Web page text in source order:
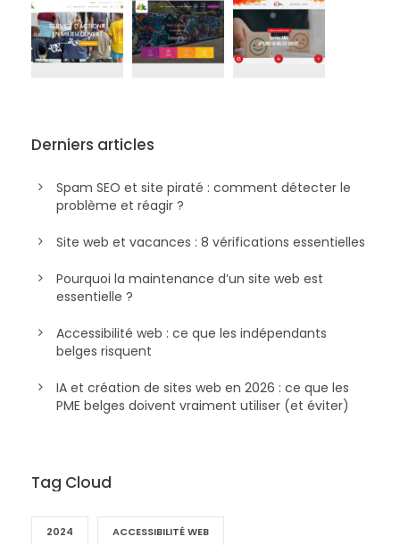
Derniers articles
Spam SEO et site piraté : comment détecter le
problème et réagir ?
Site web et vacances : 8 vérifications essentielles
Pourquoi la maintenance d’un site web est
essentielle ?
Accessibilité web : ce que les indépendants
belges risquent
IA et création de sites web en 2026 : ce que les
PME belges doivent vraiment utiliser (et éviter)
Tag Cloud
2024 ACCESSIBILITÉ WEB